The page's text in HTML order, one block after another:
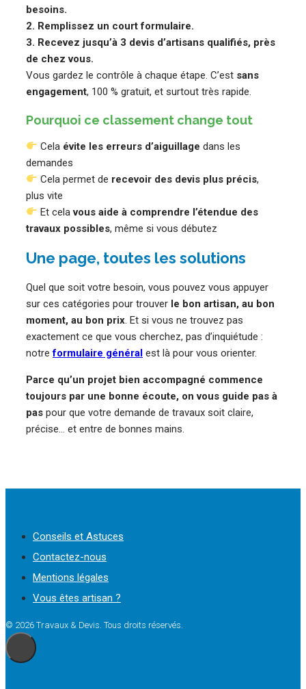
besoins.
2. Remplissez un court formulaire.
3. Recevez jusqu’à 3 devis d’artisans qualifiés, près
de chez vous.
Vous gardez le contrôle à chaque étape. C’est sans
engagement, 100 % gratuit, et surtout très rapide.
Pourquoi ce classement change tout
Cela évite les erreurs d’aiguillage dans les
demandes
Cela permet de recevoir des devis plus précis,
plus vite
Et celavous aide à comprendre l’étendue des
travaux possibles, même si vous débutez
Une page, toutes les solutions
Quel que soit votre besoin, vous pouvez vous appuyer
sur ces catégories pour trouver le bon artisan, au bon
moment, au bon prix. Et si vous ne trouvez pas
exactement ce que vous cherchez, pas d’inquiétude :
notreformulaire général est là pour vous orienter.
Parce qu’un projet bien accompagné commence
toujours par une bonne écoute, on vous guide pas à
pas pour que votre demande de travaux soit claire,
précise… et entre de bonnes mains.
Conseils et Astuces
Contactez-nous
Mentions légales
Vous êtes artisan ?
© 2026 Travaux & Devis. Tous droits réservés.